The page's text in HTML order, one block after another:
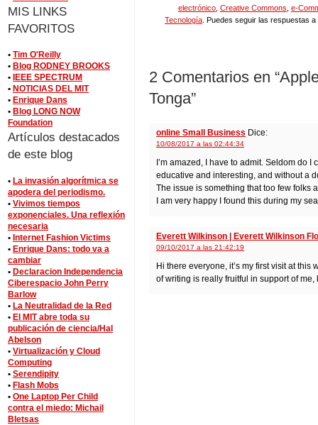
electrónico Creative Commons e-
Tecnología . Puedes seguir las respuestas
2 Comentarios en
Tonga”
online Small Business Dice:
10/08/2017 a las 02:44:34
I’m amazed, I have to admit. Seldom do
educative and interesting, and without a
The issue is something that too few folks
I am very happy I found this during my
Everett Wilkinson | Everett Wilkinson
09/10/2017 a las 21:42:19
Hi there everyone, it’s my first visit at this
of writing is really fruitful in support of
MIS LINKS
FAVORITOS
• Tim O'Reilly
• Blog RODNEY BROOKS
• IEEE SPECTRUM
• NOTICIAS DEL MIT
• Enrique Dans
• Blog LONG NOW
Foundation
Artículos destacados
de este blog
• La invasión algorítmica se
apodera del periodismo.
• Vivimos tiempos
exponenciales. Una reflexión
necesaria
• Internet Fashion Victims
• Enrique Dans: todo va a
cambiar
• Declaracion Independencia
Ciberespacio John Perry
Barlow
• La Neutralidad de la Red
• El MIT abre toda su
publicación de ciencia/Hal
Abelson
• Virtualización y Cloud
Computing
• Serendipity
• Flash Mobs
• One Laptop Per Child
contra el miedo: Michail
Bletsas